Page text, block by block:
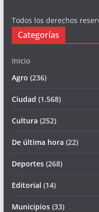
Todos los derechos
Categorías
Inicio
Agro (236)
Ciudad (1.568)
Cultura (252)
De última hora (22)
Deportes(268)
Editorial (14)
Municipios(33)